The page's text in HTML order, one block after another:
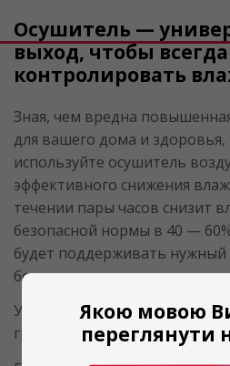
Осушитель —
выход, чтобы всегда
контролировать
Зная, чем вредна
для вашего дома и
используйте осушитель
эффективного снижения
течении пары часов снизит
безопасной нормы в 40 —
будет поддерживать
без вмешательства и
Устраняются условия для
грибка, исчезает конденсат.
Якою мовою
переглянути